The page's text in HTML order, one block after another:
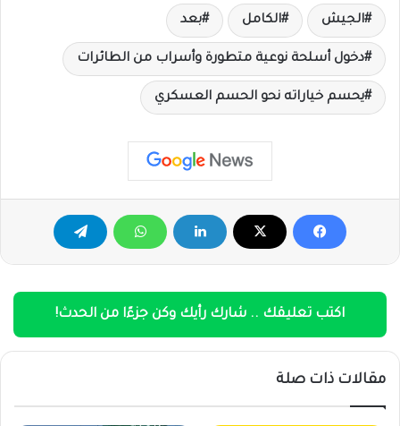
الجيش الكامل بعد
دخول أسلحة نوعية متطورة وأسراب من الطائرات
يحسم خياراته نحو الحسم العسكري
اكتب تعليقك .. شارك رأيك وكن جزءًا من الحدث!
مقالات ذات صلة